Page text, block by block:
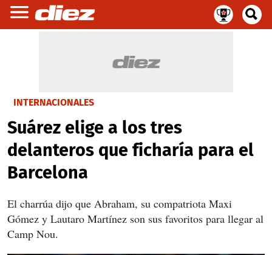
INTERNACIONALES
Suárez elige a los tres
delanteros que ficharía para el
Barcelona
El charrúa dijo que Abraham, su compatriota Maxi
Gómez y Lautaro Martínez son sus favoritos para llegar al
Camp Nou.